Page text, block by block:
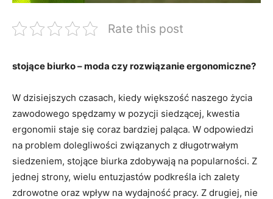
Rate this post
stojące biurko – moda⁢ czy rozwiązanie​ ergonomiczne?
W dzisiejszych czasach, kiedy‌ większość⁣ naszego życia ​
zawodowego spędzamy​ w⁤ pozycji siedzącej, kwestia​
ergonomii staje‍ się coraz bardziej paląca. ⁢W ⁤odpowiedzi
na⁤ problem dolegliwości związanych z długotrwałym⁣
siedzeniem,‌ stojące⁢ biurka‌ zdobywają ⁣na popularności. Z
jednej⁢ strony, wielu⁤ entuzjastów podkreśla ich zalety
zdrowotne⁤ oraz wpływ na wydajność⁢ pracy. Z drugiej, nie